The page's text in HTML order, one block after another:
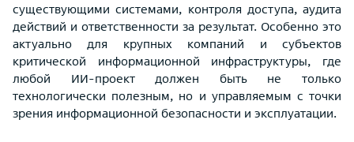
существующими системами, контроля доступа, аудита
действий и ответственности за результат. Особенно это
актуально для крупных компаний и субъектов
критической информационной инфраструктуры, где
любой ИИ-проект должен быть не только
технологически полезным, но и управляемым с точки
зрения информационной безопасности и эксплуатации.